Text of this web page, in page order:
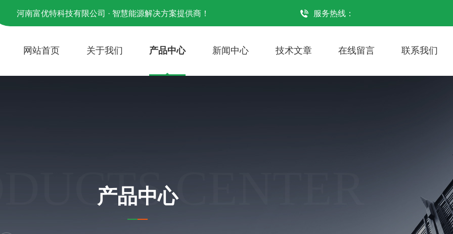
河南富优特科技有限公司 · 智慧能源解决方案提供商！ 服务热线：
网站首页 关于我们 产品中心 新闻中心 技术文章 在线留言 联系我们
CENTER
产品中心